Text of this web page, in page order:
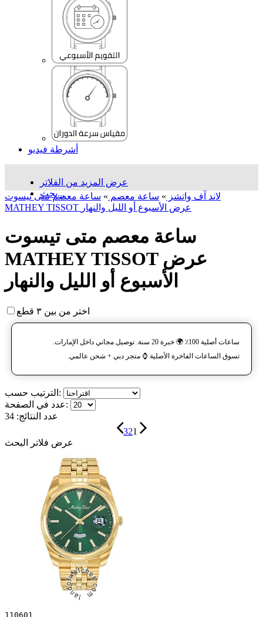
أشرطة فيديو
عرض المزيد من الفلاتر
بحث...
لاند آف واتشز » ساعة معصم » ساعة معصم متی تیسوت
MATHEY TISSOT عرض الأسبوع أو الليل والنهار
ساعة معصم متی تیسوت
MATHEY TISSOT عرض
الأسبوع أو الليل والنهار
اختر من بين ٣ قطع
ساعات أصلية 100٪ 🌍 خبرة 20 سنة. توصيل مجاني داخل الإمارات.
تسوق الساعات الفاخرة الأصلية ⌚️ متجر دبي + شحن عالمي.
الترتيب حسب:
عدد في الصفحة:
عدد النتائج: 34
321
عرض فلاتر البحث
110601